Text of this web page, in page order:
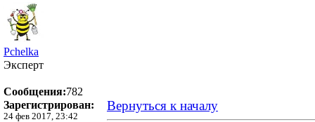
Pchelka
Эксперт
Сообщения:782
Зарегистрирован:
24 фев 2017, 23:42
Вернуться к началу